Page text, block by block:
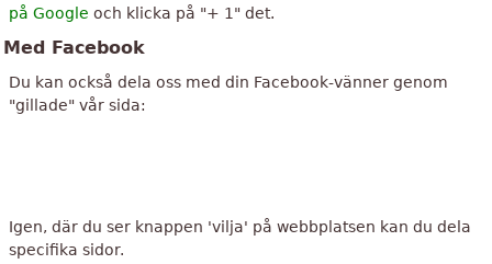
på Google och klicka på "+ 1" det.
Med Facebook
Du kan också dela oss med din Facebook-vänner genom
"gillade" vår sida:
Igen, där du ser knappen 'vilja' på webbplatsen kan du dela
specifika sidor.